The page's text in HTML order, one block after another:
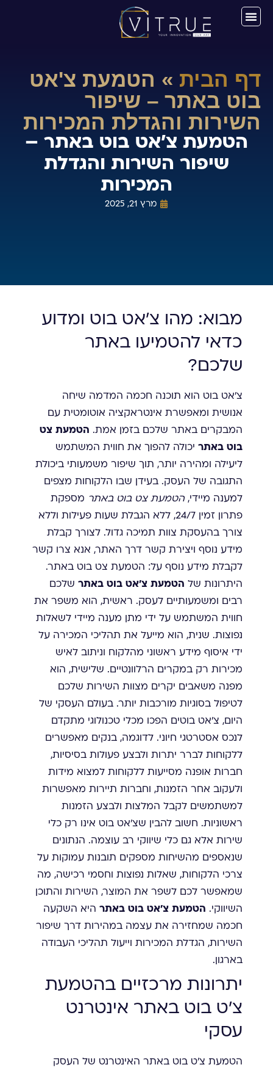
דף הבית » הטמעת צ'אט
בוט באתר – שיפור
השירות והגדלת המכירות
הטמעת צ'אט בוט באתר –
שיפור השירות והגדלת
המכירות
מרץ 21, 2025
מבוא: מהו צ'אט בוט ומדוע
כדאי להטמיעו באתר
שלכם?
צ'אט בוט הוא תוכנה חכמה המדמה שיחה
אנושית ומאפשרת אינטראקציה אוטומטית עם
המבקרים באתר שלכם בזמן אמת. הטמעת צט
בוט באתר יכולה להפוך את חווית המשתמש
ליעילה ומהירה יותר, תוך שיפור משמעותי ביכולת
התגובה של העסק. בעידן שבו הלקוחות מצפים
למענה מיידי, הטמעת צט בוט באתר מספקת
פתרון זמין 24/7, ללא הגבלת שעות פעילות וללא
צורך בהעסקת צוות תמיכה גדול. לצורך קבלת
מידע נוסף ויצירת קשר דרך האתר, אנא צרו קשר
לקבלת מידע נוסף על: הטמעת צט בוט באתר.
היתרונות של הטמעת צ'אט בוט באתר שלכם
רבים ומשמעותיים לעסק. ראשית, הוא משפר את
חווית המשתמש על ידי מתן מענה מיידי לשאלות
נפוצות. שנית, הוא מייעל את תהליכי המכירה על
ידי איסוף מידע ראשוני מהלקוח וניתוב לאיש
מכירות רק במקרים הרלוונטיים. שלישית, הוא
מפנה משאבים יקרים מצוות השירות שלכם
לטיפול בסוגיות מורכבות יותר. בעולם העסקי של
היום, צ'אט בוטים הפכו מכלי טכנולוגי מתקדם
לנכס אסטרטגי חיוני. לדוגמה, בנקים מאפשרים
ללקוחות לברר יתרות ולבצע פעולות בסיסיות,
חברות אופנה מסייעות ללקוחות למצוא מידות
ולעקוב אחר הזמנות, וחברות תיירות מאפשרות
למשתמשים לקבל המלצות ולבצע הזמנות
ראשוניות. חשוב להבין שצ'אט בוט אינו רק כלי
שירות אלא גם כלי שיווקי רב עוצמה. הנתונים
שנאספים מהשיחות מספקים תובנות עמוקות על
צרכי הלקוחות, שאלות נפוצות וחסמי רכישה, מה
שמאפשר לכם לשפר את המוצר, השירות והתוכן
השיווקי. הטמעת צ'אט בוט באתר היא השקעה
חכמה שמחזירה את עצמה במהירות דרך שיפור
השירות, הגדלת המכירות וייעול תהליכי העבודה
בארגון.
יתרונות מרכזיים בהטמעת
צ'ט בוט באתר אינטרנט
עסקי
הטמעת צ'ט בוט באתר האינטרנט של העסק